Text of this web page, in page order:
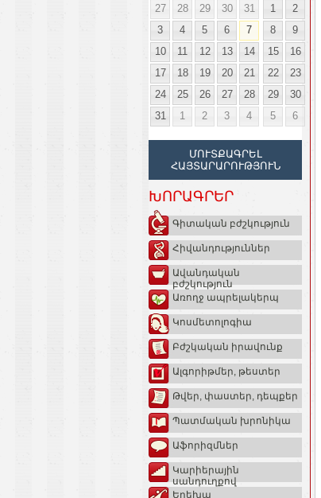
27
28 29 30 31 1
2
3
4 5 6 7 8
9
10
11 12 13 14 15
16
17
18 19 20 21 22
23
24
25 26 27 28 29
30
31
1 2 3 4 5 6
ՄՈՒՏՔԱԳՐԵԼ
ՀԱՅՏԱՐԱՐՈՒԹՅՈՒՆ
ԽՈՐԱԳՐԵՐ
Գիտական բժշկություն
Հիվանդություններ
Ավանդական
բժշկություն
Առողջ ապրելակերպ
Կոսմետոլոգիա
Բժշկական իրավունք
Ալգորիթմեր, թեստեր
Թվեր, փաստեր, դեպքեր
Պատմական խրոնիկա
Աֆորիզմներ
Կարիերային
սանդուղքով
Երեխա